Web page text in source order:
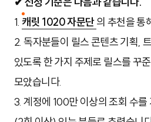
1. 캐릿 1020 자문단의 추천을 통
2. 독자분들이 릴스 콘텐츠 기획,
있도록 한 가지 주제로 릴스를 꾸
모았습니다.
3. 계정에 100만 이상의 조회 수를